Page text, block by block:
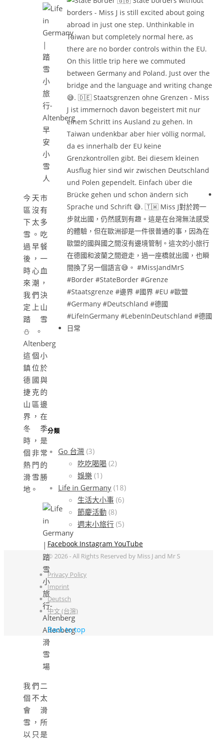
早
安
小
雪
人
今天市
區沒有
下太多
雪。吃
過早餐
後，一
時心血
來潮，
我們決
定上山
踏雪
⛄️。
Altenberg
這個小
鎮位於
德國與
捷克的
山區邊
界，在
冬季
時，是
個非常
熱門的
滑雪勝
地。
Altenberg
滑
雪
場
我們二
個不太
會滑
雪，所
以只是
分類
Go 台灣 (3)
吃吃喝喝 (2)
娛樂 (1)
Life in Germany (18)
生活大小事 (6)
節慶活動 (8)
週末小旅行 (5)
Facebook Instagram YouTube
© 2026 - All Rights Reserved by Miss J and Mr S
Privacy Policy
Imprint
Deutsch
中文 (台灣)
Back to top